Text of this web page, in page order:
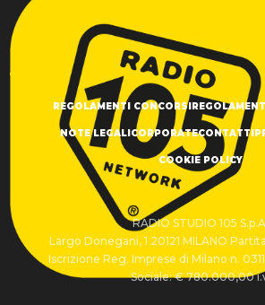
REGOLAMENTI CONCORSI
NOTE LEGALI CORPORATECONTATTI
COOKIE POLICY
RADIO STUDIO 105
Largo Donegani, 1 20121 MILANO Partita
Iscrizione Reg. Imprese di Milano n.
Sociale: € 780.000,00